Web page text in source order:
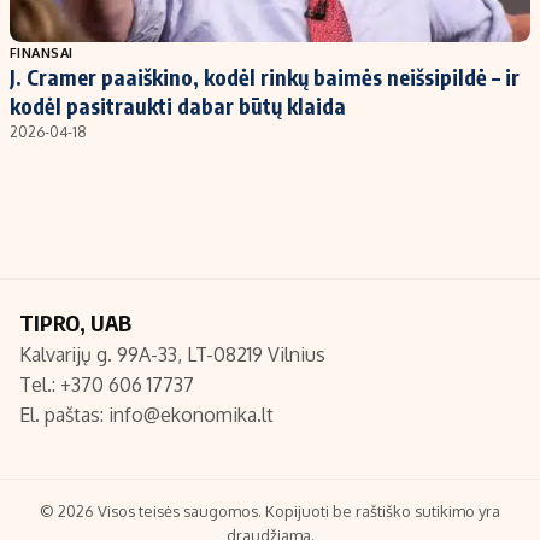
Populiarios temos
Investavimas
Akcijų rinka
Titulinis
Nedarbo išmokos skaičiuoklė
Redakcija
Turinio žymėjimo taisyklės
FINANSAI
J. Cramer paaiškino, kodėl rinkų baimės neišsipildė – ir
kodėl pasitraukti dabar būtų klaida
2026-04-18
TIPRO, UAB
Kalvarijų g. 99A-33, LT-08219 Vilnius
Tel.: +370 606 17737
El. paštas: info@ekonomika.lt
© 2026 Visos teisės saugomos. Kopijuoti be raštiško sutikimo yra
draudžiama.